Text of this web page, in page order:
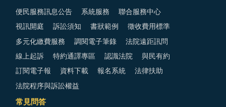
便民服務訊息公告 系統服務 聯合服務中心
視訊開庭 訴訟須知 書狀範例 徵收費用標準
多元化繳費服務 調閱電子筆錄 法院遠距訊問
線上起訴 特約通譯專區 認識法院 與民有約
訂閱電子報 資料下載 報名系統 法律扶助
法院程序與訴訟權益
常見問答